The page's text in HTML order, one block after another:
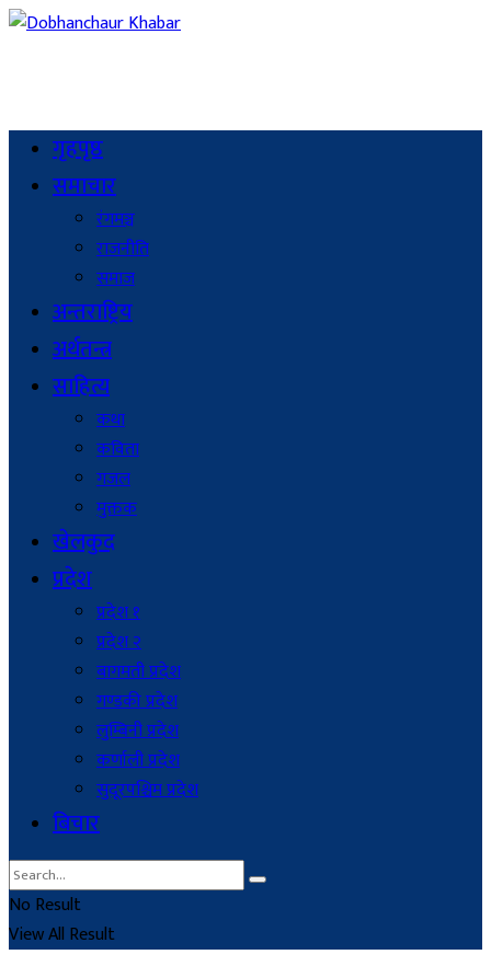
गृहपृष्ठ
समाचार
रंगमञ्च
राजनीति
समाज
अन्तराष्ट्रिय
अर्थतन्त्र
साहित्य
कथा
कविता
गजल
मुक्तक
खेलकुद
प्रदेश
प्रदेश १
प्रदेश २
बागमती प्रदेश
गण्डकी प्रदेश
लुम्बिनी प्रदेश
कर्णाली प्रदेश
सुदूरपश्चिम प्रदेश
बिचार
No Result
View All Result